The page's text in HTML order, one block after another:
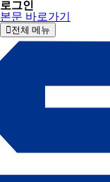
로그인
본문 바로가기
전체 메뉴